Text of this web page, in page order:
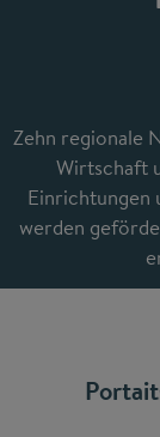
Zehn regionale
Wirtschaft
Einrichtungen
werden